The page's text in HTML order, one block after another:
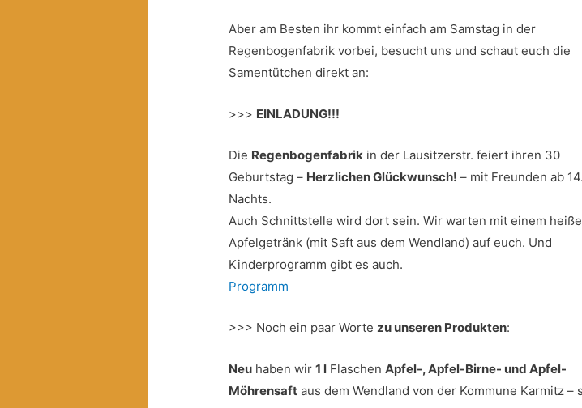
Aber am Besten ihr kommt einfach am Samstag in der
Regenbogenfabrik vorbei, besucht uns und schaut euch die
Samentütchen direkt an:
>>> EINLADUNG!!!
Die Regenbogenfabrik in der Lausitzerstr. feiert ihren 30
Geburtstag – Herzlichen Glückwunsch! – mit Freunden ab
Nachts.
Auch Schnittstelle wird dort sein. Wir warten mit einem
Apfelgetränk (mit Saft aus dem Wendland) auf euch. Und
Kinderprogramm gibt es auch.
Programm
>>> Noch ein paar Wortezu unseren Produkten:
Neu haben wir1 l FlaschenApfel-, Apfel-Birne- und Apfel-
Möhrensaft aus dem Wendland von der Kommune Karmitz –